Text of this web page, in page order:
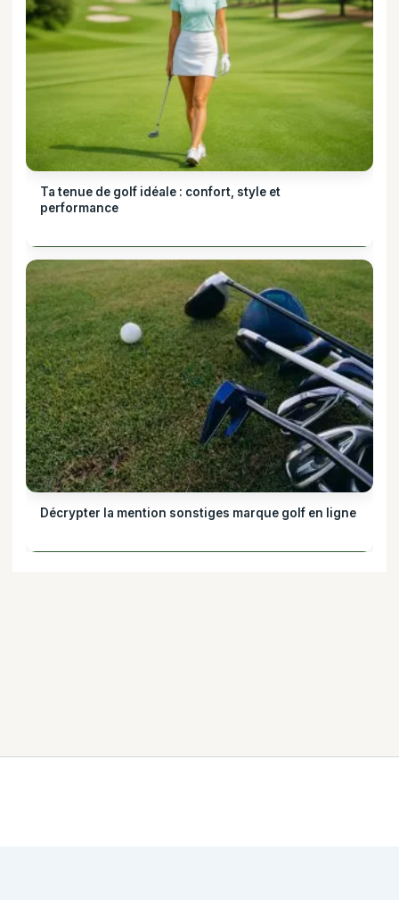
Ta tenue de golf idéale : confort, style et
performance
Décrypter la mention sonstiges marque golf en ligne